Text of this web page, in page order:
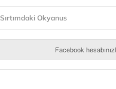
Sırtımdaki Okyanus